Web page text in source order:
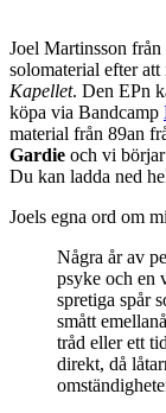
Joel Martinsson
solomaterial efter
Kapellet. Den EPn
köpa via Bandcamp
material från 89an
Gardie och vi
Du kan ladda ned
Joels egna ord om
Några år av
psyke och en
spretiga spår
smått
tråd eller ett
direkt, då